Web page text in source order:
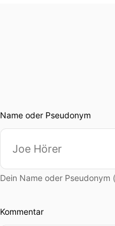
Name oder Pseudonym
Dein Name oder
Kommentar